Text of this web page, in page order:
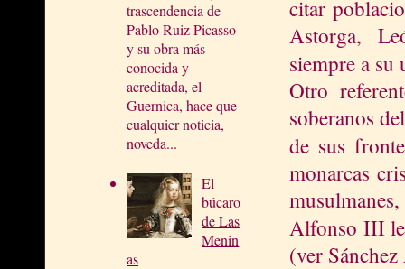
trascendencia de
Pablo Ruiz Picasso
y su obra más
conocida y
acreditada, el
Guernica, hace que
cualquier noticia,
noveda...
El
búcaro
de Las
Menin
as
citar
Astorga,
siempre a
Otro
soberanos
de sus
monarcas
Alfonso III
(ver